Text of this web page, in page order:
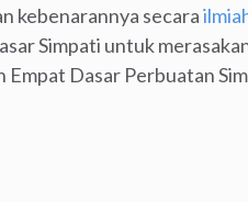
kebenarannya secara
Simpati untuk
Dasar Perbuatan